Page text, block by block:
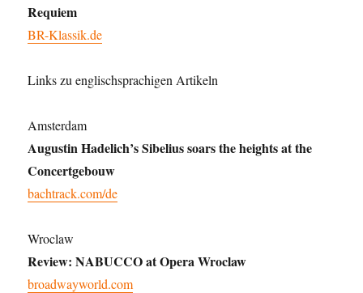
Requiem
BR-Klassik.de
Links zu englischsprachigen Artikeln
Amsterdam
Augustin Hadelich’s Sibelius soars the heights at the
Concertgebouw
bachtrack.com/de
Wroclaw
Review: NABUCCO at Opera Wroclaw
broadwayworld.com